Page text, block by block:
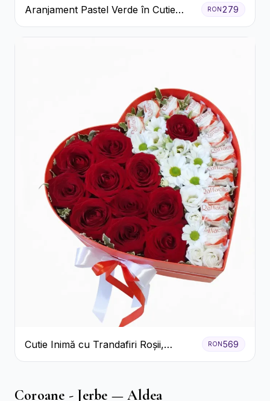
Aranjament Pastel Verde în Cutie
Galben Pal
RON 279
Cutie Inimă cu Trandafiri Roșii,
Crizanteme Albe și Bomboane
RON 569
Coroane - Jerbe — Aldea